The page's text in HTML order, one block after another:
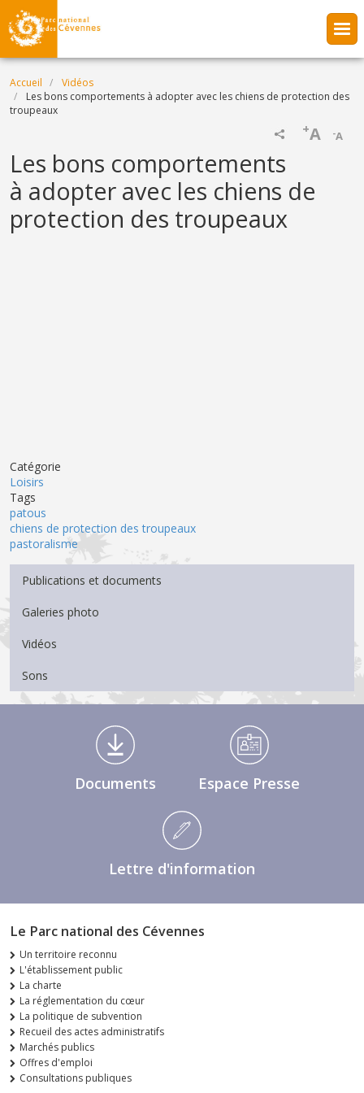
Aller au contenu principal
Fil d'Ariane
Accueil
Vidéos
Les bons comportements à adopter avec les chiens de protection des
troupeaux
-A
+A
Name
Les bons comportements
à adopter avec les chiens de
protection des troupeaux
Catégorie
Loisirs
Tags
patous
chiens de protection des troupeaux
pastoralisme
Menu Médiathèque
Publications et documents
Galeries photo
Vidéos
Sons
Médiathèque Footer
Documents Espace Presse
Lettre d'information
Le Parc national des Cévennes
Un territoire reconnu
L'établissement public
La charte
La réglementation du cœur
La politique de subvention
Recueil des actes administratifs
Marchés publics
Offres d'emploi
Consultations publiques